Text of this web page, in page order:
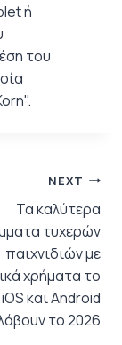
ή
του
NEXT
Τα καλύτερα
τυχερών
παιχνιδιών με
χρήματα το
και Android
το 2026